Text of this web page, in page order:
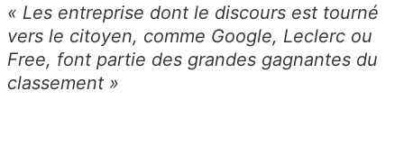
« Les entreprise dont le discours est tourné
vers le citoyen, comme Google, Leclerc ou
Free, font partie des grandes gagnantes du
classement »